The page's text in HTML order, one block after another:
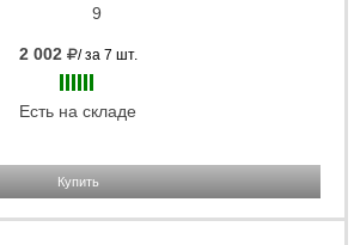
9
2 002 / за 7 шт.
Есть на складе
Купить